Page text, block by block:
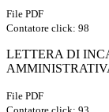
File PDF
Contatore click: 98
LETTERA DI
File PDF